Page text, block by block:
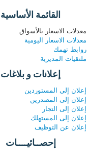
القائمة الأساسية
معدلات الاسعار بالأسواق
معدلات الاسعار اليومية
روابط تهمك
ملتقيات المديرية
إعلانات و بلاغات
إعلان إلى المستوردين
إعلان إلى المصدرين
إعلان إلى التجار
إعلان إلى المستهلك
إعلان عن التوظيف
إحصــائيــــات